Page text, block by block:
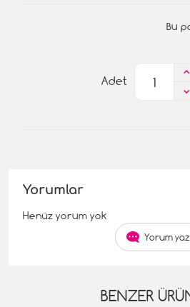
Bu
Adet
Yorumlar
Henüz yorum yok
Yorum yaz
BENZER